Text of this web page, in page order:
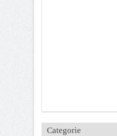
Categorie